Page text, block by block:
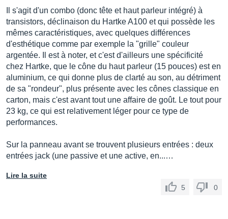
Il s'agit d'un combo (donc tête et haut parleur intégré) à
transistors, déclinaison du Hartke A100 et qui possède les
mêmes caractéristiques, avec quelques différences
d'esthétique comme par exemple la "grille" couleur
argentée. Il est à noter, et c'est d'ailleurs une spécificité
chez Hartke, que le cône du haut parleur (15 pouces) est en
aluminium, ce qui donne plus de clarté au son, au détriment
de sa "rondeur", plus présente avec les cônes classique en
carton, mais c'est avant tout une affaire de goût. Le tout pour
23 kg, ce qui est relativement léger pour ce type de
performances.
Sur la panneau avant se trouvent plusieurs entrées : deux
entrées jack (une passive et une active, en...…
Lire la suite
5
0